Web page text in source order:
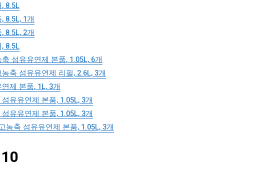
8.5L
8.5L, 1개
8.5L, 2개
8.5L
섬유유연제 본품, 1.05L, 6개
축 섬유유연제 리필, 2.6L, 3개
제 본품, 1L, 3개
유유연제 본품, 1.05L, 3개
유유연제 본품, 1.05L, 3개
농축 섬유유연제 본품, 1.05L, 3개